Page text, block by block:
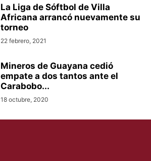
La Liga de Sóftbol de Villa
Africana arrancó nuevamente su
torneo
22 febrero, 2021
Mineros de Guayana cedió
empate a dos tantos ante el
Carabobo...
18 octubre, 2020